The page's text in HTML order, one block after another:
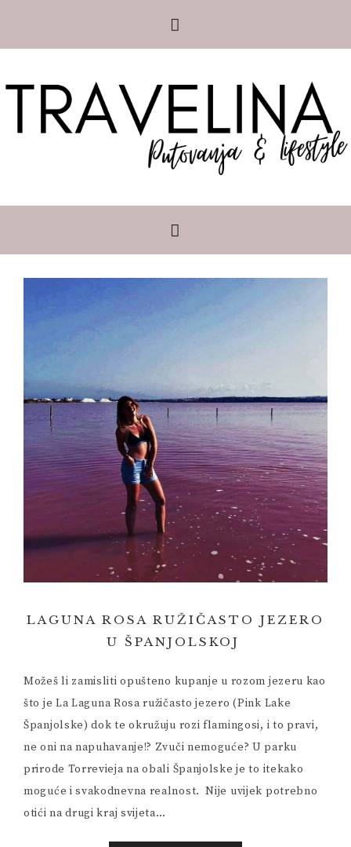
LAGUNA ROSA RUŽIČASTO JEZERO
U ŠPANJOLSKOJ
Možeš li zamisliti opušteno kupanje u rozom jezeru kao
što je La Laguna Rosa ružičasto jezero (Pink Lake
Španjolske) dok te okružuju rozi flamingosi, i to pravi,
ne oni na napuhavanje!? Zvuči nemoguće? U parku
prirode Torrevieja na obali Španjolske je to itekako
moguće i svakodnevna realnost. Nije uvijek potrebno
otići na drugi kraj svijeta…